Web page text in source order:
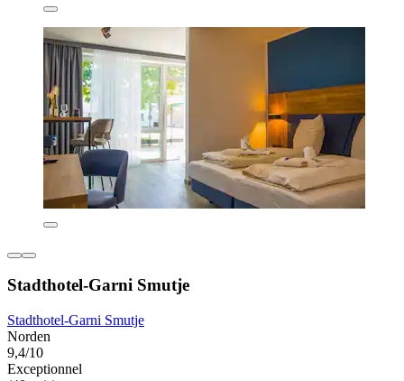
Stadthotel-Garni Smutje
Stadthotel-Garni Smutje
Norden
9,4/10
Exceptionnel